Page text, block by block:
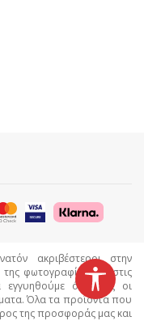
ακριβέστεροι στην
φωτογραφίας και στις
ότι όλες οι
Όλα τα προϊόντα που
της προσφοράς μας και